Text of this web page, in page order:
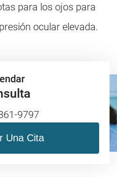
para los ojos para
ocular elevada.
9797
Una Cita